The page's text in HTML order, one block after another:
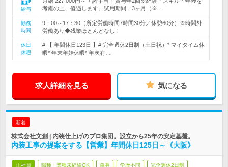
給与
考慮の上、優遇します。試用期間：3ヶ月（※…
勤務
時間
9：00～17：30（所定労働時間7時間30分／休憩60分）※時間外
労働あり◆残業ほとんどなし！
休日
休暇
# 【 年間休日123日 】# 完全週休2日制（土日祝）* マイタイム休
暇* 年末年始休暇* 年次有…
求人詳細を見る 気になる
新着
株式会社文創 | 内装仕上げのプロ集団。設立から25年の安定基盤。
内装工事の提案をする【営業】年間休日125日～《大阪》
正社員 職種・業種未経験OK 急募 学歴不問 完全週休2日制